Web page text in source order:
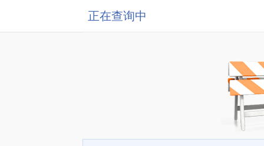
正在查询中